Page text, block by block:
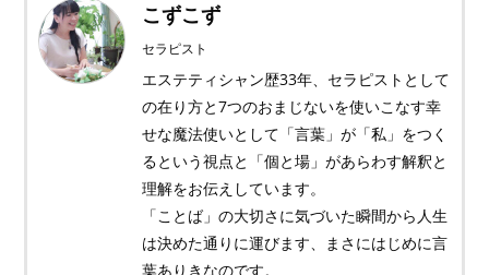
こずこず
セラピスト
エステティシャン歴33年、セラピストとして
の在り方と7つのおまじないを使いこなす幸
せな魔法使いとして「言葉」が「私」をつく
るという視点と「個と場」があらわす解釈と
理解をお伝えしています。
「ことば」の大切さに気づいた瞬間から人生
は決めた通りに運びます、まさにはじめに言
葉ありきなのです。